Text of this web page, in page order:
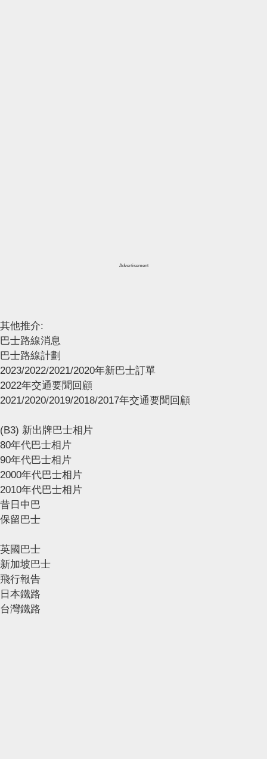
Advertisement
其他推介:
巴士路線消息
巴士路線計劃
2023/2022/2021/2020年新巴士訂單
2022年交通要聞回顧
2021/2020/2019/2018/2017年交通要聞回顧
(B3) 新出牌巴士相片
80年代巴士相片
90年代巴士相片
2000年代巴士相片
2010年代巴士相片
昔日中巴
保留巴士
英國巴士
新加坡巴士
飛行報告
日本鐵路
台灣鐵路